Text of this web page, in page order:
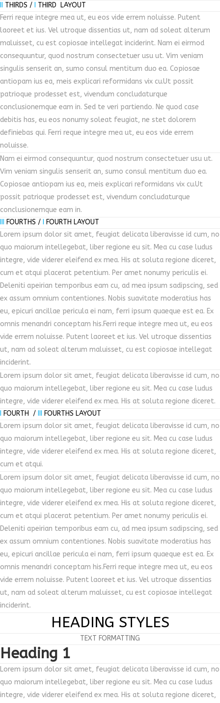
THIRDS /
THIRD LAYOUT
Ferri reque integre mea ut, eu eos vide errem noluisse. Putent
laoreet et ius. Vel utroque dissentias ut, nam ad soleat alterum
maluisset, cu est copiosae intellegat inciderint. Nam ei eirmod
consequuntur, quod nostrum consectetuer usu ut. Vim veniam
singulis senserit an, sumo consul mentitum duo ea. Copiosae
antiopam ius ea, meis explicari reformidans vix cu.Ut possit
patrioque prodesset est, vivendum concludaturque
conclusionemque eam in. Sed te veri partiendo. Ne quod case
debitis has, eu eos nonumy soleat feugiat, ne stet dolorem
definiebas qui. Ferri reque integre mea ut, eu eos vide errem
noluisse.
Nam ei eirmod consequuntur, quod nostrum consectetuer usu ut.
Vim veniam singulis senserit an, sumo consul mentitum duo ea.
Copiosae antiopam ius ea, meis explicari reformidans vix cu.Ut
possit patrioque prodesset est, vivendum concludaturque
conclusionemque eam in.
FOURTHS /
FOURTH LAYOUT
Lorem ipsum dolor sit amet, feugiat delicata liberavisse id cum, no
quo maiorum intellegebat, liber regione eu sit. Mea cu case ludus
integre, vide viderer eleifend ex mea. His at soluta regione diceret,
cum et atqui placerat petentium. Per amet nonumy periculis ei.
Deleniti apeirian temporibus eam cu, ad mea ipsum sadipscing, sed
ex assum omnium contentiones. Nobis suavitate moderatius has
eu, epicuri ancillae pericula ei nam, ferri ipsum quaeque est ea. Ex
omnis menandri conceptam his.Ferri reque integre mea ut, eu eos
vide errem noluisse. Putent laoreet et ius. Vel utroque dissentias
ut, nam ad soleat alterum maluisset, cu est copiosae intellegat
inciderint.
Lorem ipsum dolor sit amet, feugiat delicata liberavisse id cum, no
quo maiorum intellegebat, liber regione eu sit. Mea cu case ludus
integre, vide viderer eleifend ex mea. His at soluta regione diceret.
FOURTH /
FOURTHS LAYOUT
Lorem ipsum dolor sit amet, feugiat delicata liberavisse id cum, no
quo maiorum intellegebat, liber regione eu sit. Mea cu case ludus
integre, vide viderer eleifend ex mea. His at soluta regione diceret,
cum et atqui.
Lorem ipsum dolor sit amet, feugiat delicata liberavisse id cum, no
quo maiorum intellegebat, liber regione eu sit. Mea cu case ludus
integre, vide viderer eleifend ex mea. His at soluta regione diceret,
cum et atqui placerat petentium. Per amet nonumy periculis ei.
Deleniti apeirian temporibus eam cu, ad mea ipsum sadipscing, sed
ex assum omnium contentiones. Nobis suavitate moderatius has
eu, epicuri ancillae pericula ei nam, ferri ipsum quaeque est ea. Ex
omnis menandri conceptam his.Ferri reque integre mea ut, eu eos
vide errem noluisse. Putent laoreet et ius. Vel utroque dissentias
ut, nam ad soleat alterum maluisset, cu est copiosae intellegat
inciderint.
HEADING STYLES
TEXT FORMATTING
Heading 1
Lorem ipsum dolor sit amet, feugiat delicata liberavisse id cum, no
quo maiorum intellegebat, liber regione eu sit. Mea cu case ludus
integre, vide viderer eleifend ex mea. His at soluta regione diceret,